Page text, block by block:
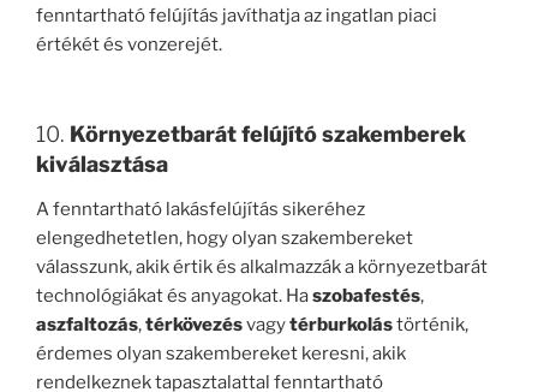
fenntartható felújítás javíthatja az ingatlan piaci
értékét és vonzerejét.
10. Környezetbarát felújító szakemberek
kiválasztása
A fenntartható lakásfelújítás sikeréhez
elengedhetetlen, hogy olyan szakembereket
válasszunk, akik értik és alkalmazzák a környezetbarát
technológiákat és anyagokat. Haszobafestés,
aszfaltozás,térkövezésvagytérburkolástörténik,
érdemes olyan szakembereket keresni, akik
rendelkeznek tapasztalattal fenntartható